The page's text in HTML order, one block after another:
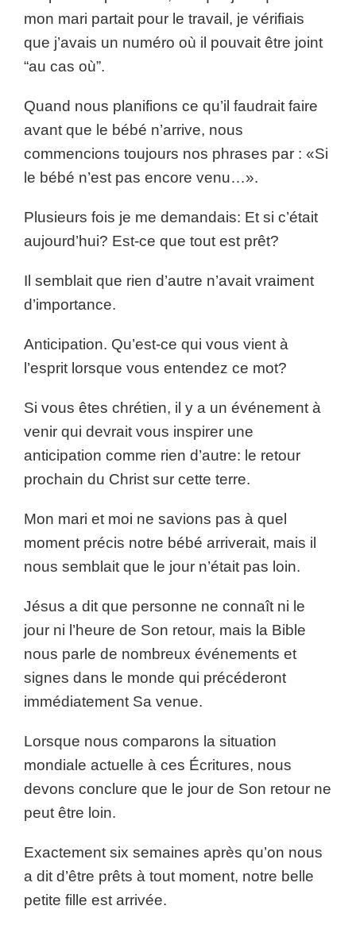
mon mari partait pour le travail, je vérifiais
que j’avais un numéro où il pouvait être joint
“au cas où”.
Quand nous planifions ce qu’il faudrait faire
avant que le bébé n’arrive, nous
commencions toujours nos phrases par : «Si
le bébé n’est pas encore venu…».
Plusieurs fois je me demandais: Et si c’était
aujourd’hui? Est-ce que tout est prêt?
Il semblait que rien d’autre n’avait vraiment
d’importance.
Anticipation. Qu’est-ce qui vous vient à
l’esprit lorsque vous entendez ce mot?
Si vous êtes chrétien, il y a un événement à
venir qui devrait vous inspirer une
anticipation comme rien d’autre: le retour
prochain du Christ sur cette terre.
Mon mari et moi ne savions pas à quel
moment précis notre bébé arriverait, mais il
nous semblait que le jour n’était pas loin.
Jésus a dit que personne ne connaît ni le
jour ni l’heure de Son retour, mais la Bible
nous parle de nombreux événements et
signes dans le monde qui précéderont
immédiatement Sa venue.
Lorsque nous comparons la situation
mondiale actuelle à ces Écritures, nous
devons conclure que le jour de Son retour ne
peut être loin.
Exactement six semaines après qu’on nous
a dit d’être prêts à tout moment, notre belle
petite fille est arrivée.